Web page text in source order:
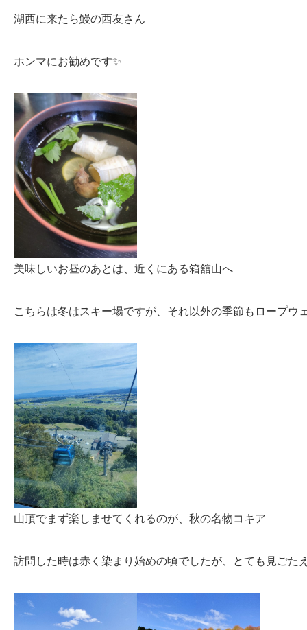
湖西に来たら鰻の西友さん
ホンマにお勧めです✨
美味しいお昼のあとは、近くにある箱舘山へ
こちらは冬はスキー場ですが、それ以外の季節もロープウ
山頂でまず楽しませてくれるのが、秋の名物コキア
訪問した時は赤く染まり始めの頃でしたが、とても見ごた